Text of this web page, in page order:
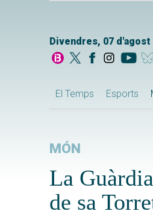
Divendres, 07 d'agost
El Temps Esports
MÓN
La
de sa